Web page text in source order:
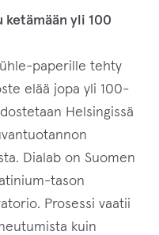
yli 100
paperille tehty
elää jopa yli 100-
Helsingissä
Dialab on Suomen
tason
Prosessi vaatii
kuin